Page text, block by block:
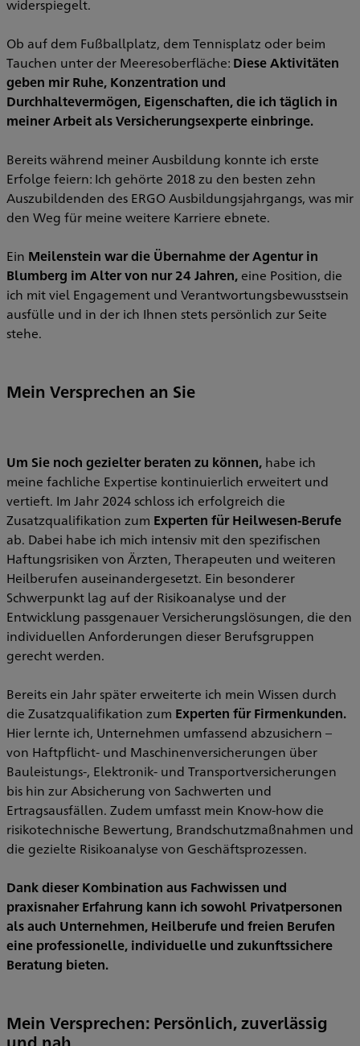
widerspiegelt.
Ob auf dem Fußballplatz, dem Tennisplatz oder beim
Tauchen unter der Meeresoberfläche: Diese Aktivitäten
geben mir Ruhe, Konzentration und
Durchhaltevermögen, Eigenschaften, die ich täglich in
meiner Arbeit als Versicherungsexperte einbringe.
Bereits während meiner Ausbildung konnte ich erste
Erfolge feiern: Ich gehörte 2018 zu den besten zehn
Auszubildenden des ERGO Ausbildungsjahrgangs, was mir
den Weg für meine weitere Karriere ebnete.
Ein Meilenstein war die Übernahme der Agentur in
Blumberg im Alter von nur 24 Jahren, eine Position, die
ich mit viel Engagement und Verantwortungsbewusstsein
ausfülle und in der ich Ihnen stets persönlich zur Seite
stehe.
Mein Versprechen an Sie
Um Sie noch gezielter beraten zu können, habe ich
meine fachliche Expertise kontinuierlich erweitert und
vertieft. Im Jahr 2024 schloss ich erfolgreich die
Zusatzqualifikation zum Experten für Heilwesen-Berufe
ab. Dabei habe ich mich intensiv mit den spezifischen
Haftungsrisiken von Ärzten, Therapeuten und weiteren
Heilberufen auseinandergesetzt. Ein besonderer
Schwerpunkt lag auf der Risikoanalyse und der
Entwicklung passgenauer Versicherungslösungen, die den
individuellen Anforderungen dieser Berufsgruppen
gerecht werden.
Bereits ein Jahr später erweiterte ich mein Wissen durch
die Zusatzqualifikation zum Experten für Firmenkunden.
Hier lernte ich, Unternehmen umfassend abzusichern –
von Haftpflicht- und Maschinenversicherungen über
Bauleistungs-, Elektronik- und Transportversicherungen
bis hin zur Absicherung von Sachwerten und
Ertragsausfällen. Zudem umfasst mein Know-how die
risikotechnische Bewertung, Brandschutzmaßnahmen und
die gezielte Risikoanalyse von Geschäftsprozessen.
Dank dieser Kombination aus Fachwissen und
praxisnaher Erfahrung kann ich sowohl Privatpersonen
als auch Unternehmen, Heilberufe und freien Berufen
eine professionelle, individuelle und zukunftssichere
Beratung bieten.
Mein Versprechen: Persönlich, zuverlässig
und nah